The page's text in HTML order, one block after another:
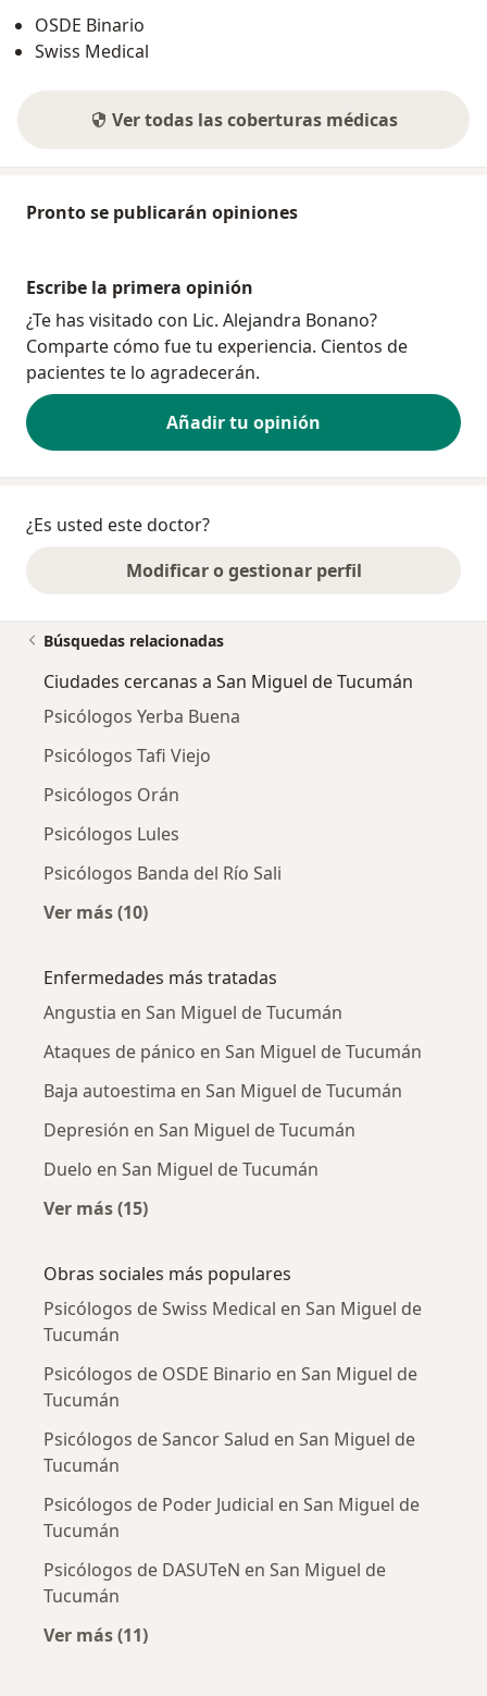
OSDE Binario
Swiss Medical
Ver todas las coberturas médicas
Pronto se publicarán opiniones
Escribe la primera opinión
¿Te has visitado con Lic. Alejandra Bonano?
Comparte cómo fue tu experiencia. Cientos de
pacientes te lo agradecerán.
Añadir tu opinión
¿Es usted este doctor?
Modificar o gestionar perfil
Búsquedas relacionadas
Ciudades cercanas a San Miguel de Tucumán
Psicólogos Yerba Buena
Psicólogos Tafi Viejo
Psicólogos Orán
Psicólogos Lules
Psicólogos Banda del Río Sali
Ver más (10)
Enfermedades más tratadas
Angustia en San Miguel de Tucumán
Ataques de pánico en San Miguel de Tucumán
Baja autoestima en San Miguel de Tucumán
Depresión en San Miguel de Tucumán
Duelo en San Miguel de Tucumán
Ver más (15)
Obras sociales más populares
Psicólogos de Swiss Medical en San Miguel de
Tucumán
Psicólogos de OSDE Binario en San Miguel de
Tucumán
Psicólogos de Sancor Salud en San Miguel de
Tucumán
Psicólogos de Poder Judicial en San Miguel de
Tucumán
Psicólogos de DASUTeN en San Miguel de
Tucumán
Ver más (11)